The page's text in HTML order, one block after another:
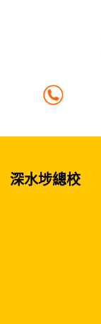
深水埗總校